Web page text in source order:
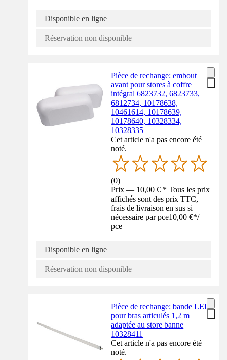
Disponible en ligne
Réservation non disponible
Pièce de rechange: embout
avant pour stores à coffre
intégral 6823732, 6823733,
6812734, 10178638,
10461614, 10178639,
10178640, 10328334,
10328335
Cet article n'a pas encore été
noté.
(0)
Prix — 10,00 € * Tous les prix
affichés sont des prix TTC,
frais de livraison en sus si
nécessaire par pce10,00 €*/
pce
Disponible en ligne
Réservation non disponible
Pièce de rechange: bande LED
pour bras articulés 1,2 m
adaptée au store banne
10328411
Cet article n'a pas encore été
noté.